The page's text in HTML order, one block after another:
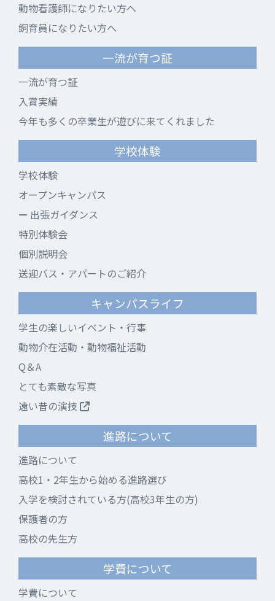
動物看護師になりたい方へ
飼育員になりたい方へ
一流が育つ証
一流が育つ証
入賞実績
今年も多くの卒業生が遊びに来てくれました
学校体験
学校体験
オープンキャンパス
出張ガイダンス
特別体験会
個別説明会
送迎バス・アパートのご紹介
キャンパスライフ
学生の楽しいイベント・行事
動物介在活動・動物福祉活動
Q＆A
とても素敵な写真
遠い昔の演技
進路について
進路について
高校1・2年生から始める進路選び
入学を検討されている方(高校3年生の方)
保護者の方
高校の先生方
学費について
学費について